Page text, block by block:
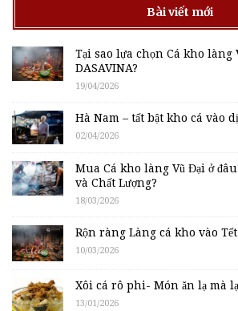
Bài viết mới
Tại sao lựa chọn Cá kho làng
DASAVINA?
19/04/2026
Hà Nam – tất bật kho cá vào
02/04/2026
Mua Cá kho làng Vũ Đại ở
và Chất Lượng?
18/03/2026
Rộn ràng Làng cá kho vào Tết
10/03/2026
Xôi cá rô phi- Món ăn lạ mà
13/01/2026